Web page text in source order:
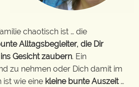
chaotisch ist … die
Alltagsbegleiter, die Dir
Gesicht zaubern. Ein
zu nehmen oder Dich damit im
ist wie eine kleine bunte Auszeit…